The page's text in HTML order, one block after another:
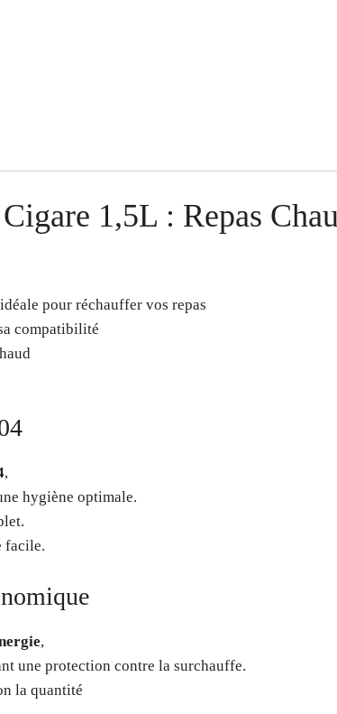
1,5L : Repas
pour réchauffer vos repas
compatibilité
,
hygiène optimale.
facile.
,
une protection contre la surchauffe.
la quantité